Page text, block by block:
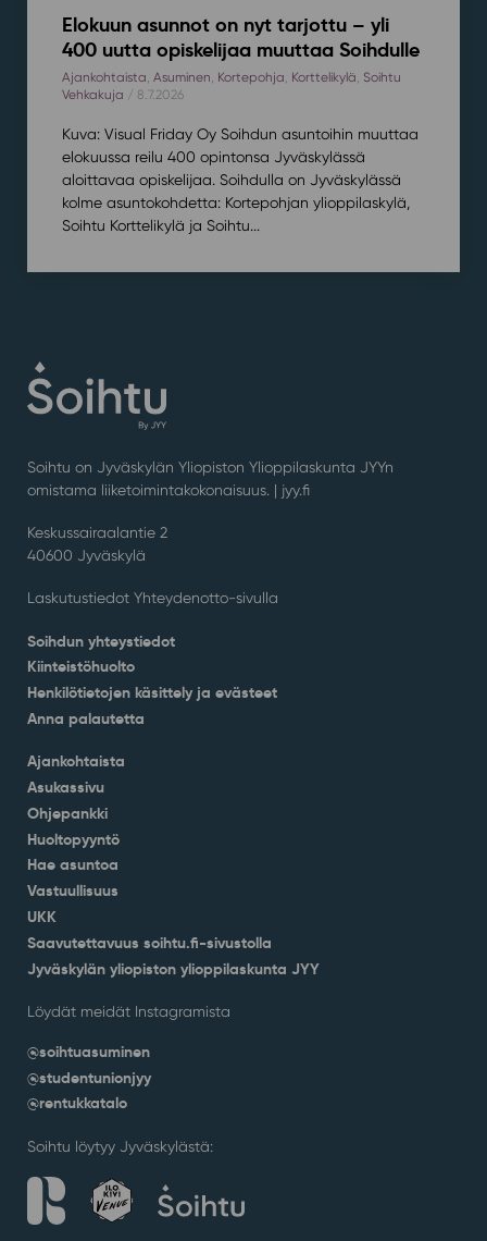
Elokuun asunnot on nyt tarjottu – yli
400 uutta opiskelijaa muuttaa Soihdulle
Ajankohtaista Asuminen Kortepohja Korttelikylä Soihtu
Vehkakuja / 8.7.2026
Kuva: Visual Friday Oy Soihdun asuntoihin muuttaa
elokuussa reilu 400 opintonsa Jyväskylässä
aloittavaa opiskelijaa. Soihdulla on Jyväskylässä
kolme asuntokohdetta: Kortepohjan ylioppilaskylä,
Soihtu Korttelikylä ja Soihtu...
Soihtu on Jyväskylän Yliopiston Ylioppilaskunta JYYn
omistama liiketoimintakokonaisuus. | jyy.fi
Keskussairaalantie 2
40600 Jyväskylä
Laskutustiedot Yhteydenotto-sivulla
Soihdun yhteystiedot
Kiinteistöhuolto
Henkilötietojen käsittely ja evästeet
Anna palautetta
Ajankohtaista
Asukassivu
Ohjepankki
Huoltopyyntö
Hae asuntoa
Vastuullisuus
UKK
Saavutettavuus soihtu.fi-sivustolla
Jyväskylän yliopiston ylioppilaskunta JYY
Löydät meidät Instagramista
@soihtuasuminen
@studentunionjyy
@rentukkatalo
Soihtu löytyy Jyväskylästä: